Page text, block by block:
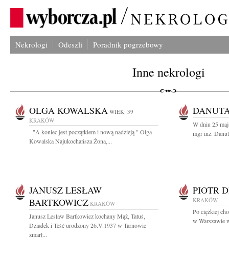
Nekrologi Odeszli Poradnik pogrzebowy
Inne nekrologi
OLGA KOWALSKA WIEK: 39
KRAKÓW
"A koniec jest początkiem i nową nadzieją " Olga
Kowalska Najukochańsza Żona,...
W dniu 25
mgr inż.
JANUSZ LESŁAW
BARTKOWICZ KRAKÓW
Janusz Lesław Bartkowicz kochany Mąż, Tatuś,
Dziadek i Teść urodzony 26.V.1937 w Tarnowie
zmarł...
PIOTR
KRAKÓW
Po ciężkiej
w Warszawie